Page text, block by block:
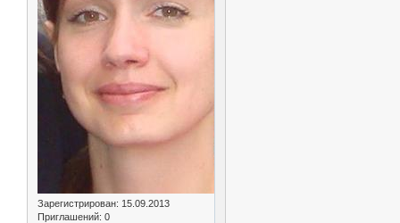
Зарегистрирован: 15.09.2013
Приглашений: 0